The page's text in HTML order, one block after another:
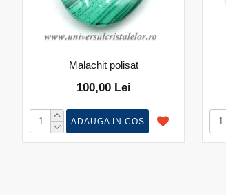
Malachit polisat
100,00 Lei
ADAUGA IN COS